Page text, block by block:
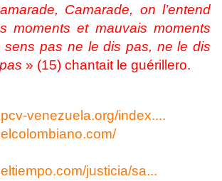
Camarade, on l’entend
moments et mauvais moments
sens pas ne le dis pas, ne le dis
» (15) chantait le guérillero.
venezuela.org/index....
justicia/sa...